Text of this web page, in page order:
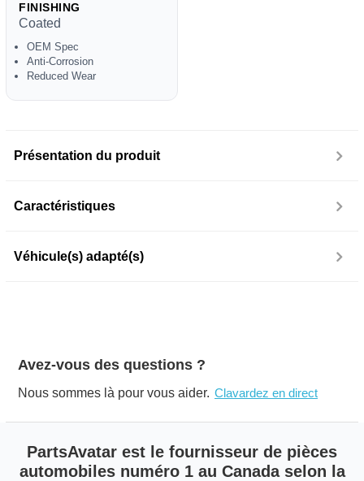
FINISHING
Coated
OEM Spec
Anti-Corrosion
Reduced Wear
Présentation du produit
Caractéristiques
Véhicule(s) adapté(s)
Avez-vous des questions ?
Nous sommes là pour vous aider. Clavardez en direct
PartsAvatar est le fournisseur de pièces
automobiles numéro 1 au Canada selon la